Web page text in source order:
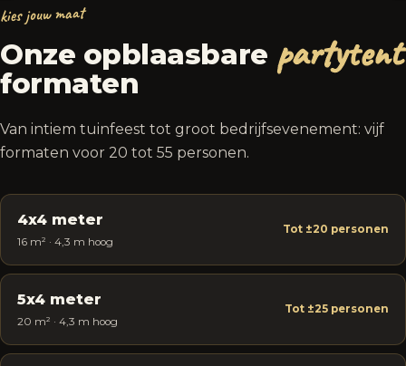
kies jouw maat
Onze opblaasbare partytent
formaten
Van intiem tuinfeest tot groot bedrijfsevenement: vijf
formaten voor 20 tot 55 personen.
4x4 meter
16 m² · 4,3 m hoog
Tot ±20 personen
5x4 meter
20 m² · 4,3 m hoog
Tot ±25 personen